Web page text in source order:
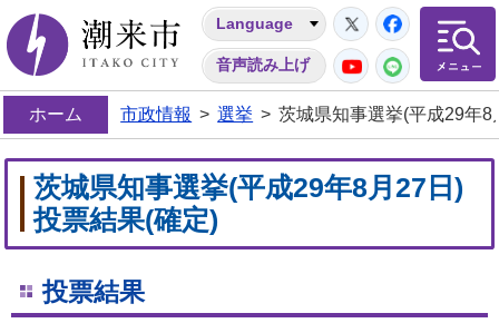
潮来市
Language
音声読み上げ
Twitter
YouTube
LINE
ホーム 市政情報 > 選挙 > 茨城県知事選挙(平成29年
茨城県知事選挙(平成29年8月27日)
投票結果(確定)
投票結果